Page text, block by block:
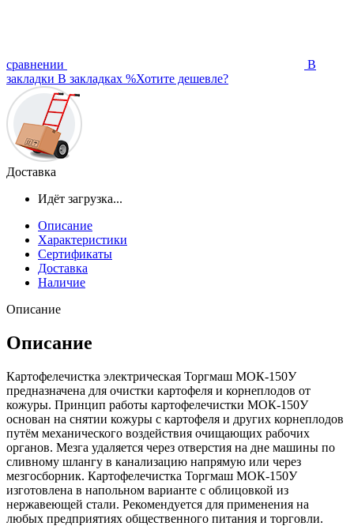
сравнении
В
закладки В закладках %Хотите дешевле?
Доставка
Идёт загрузка...
Описание
Характеристики
Сертификаты
Доставка
Наличие
Описание
Описание
Картофелечистка электрическая Торгмаш МОК-150У
предназначена для очистки картофеля и корнеплодов от
кожуры. Принцип работы картофелечистки МОК-150У
основан на снятии кожуры с картофеля и других корнеплодов
путём механического воздействия очищающих рабочих
органов. Мезга удаляется через отверстия на дне машины по
сливному шлангу в канализацию напрямую или через
мезгосборник. Картофелечистка Торгмаш МОК-150У
изготовлена в напольном варианте с облицовкой из
нержавеющей стали. Рекомендуется для применения на
любых предприятиях общественного питания и торговли.